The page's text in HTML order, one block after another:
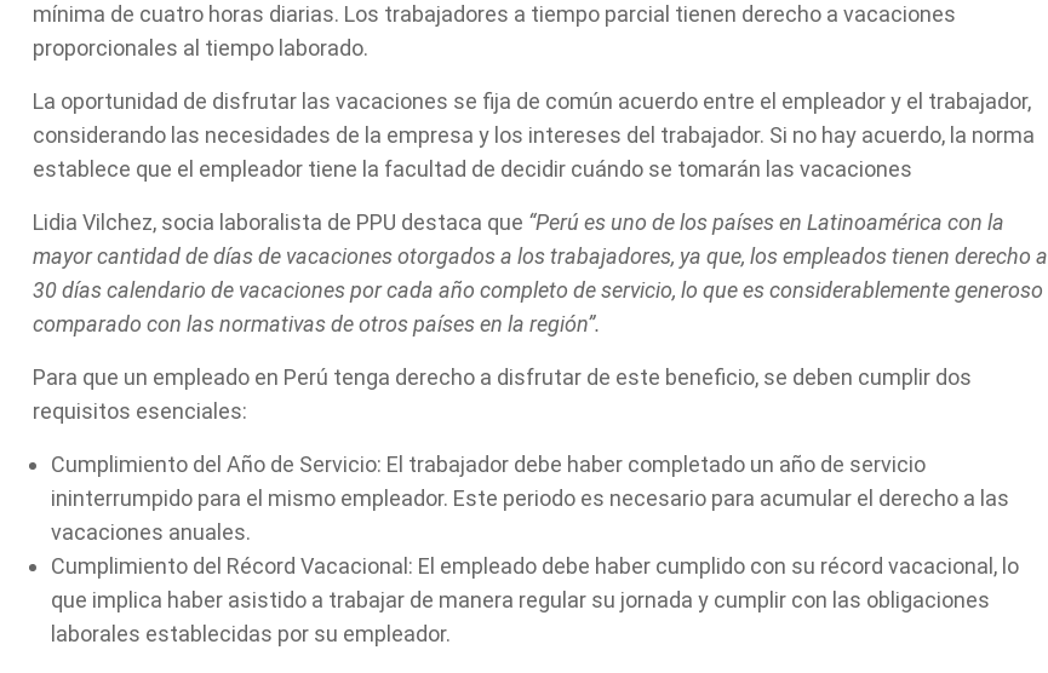
mínima de cuatro horas diarias. Los trabajadores a tiempo parcial tienen derecho a vacaciones
proporcionales al tiempo laborado.
La oportunidad de disfrutar las vacaciones se fija de común acuerdo entre el empleador y el trabajador,
considerando las necesidades de la empresa y los intereses del trabajador. Si no hay acuerdo, la norma
establece que el empleador tiene la facultad de decidir cuándo se tomarán las vacaciones
Lidia Vilchez, socia laboralista de PPU destaca que “Perú es uno de los países en Latinoamérica con la
mayor cantidad de días de vacaciones otorgados a los trabajadores, ya que, los empleados tienen derecho a
30 días calendario de vacaciones por cada año completo de servicio, lo que es considerablemente generoso
comparado con las normativas de otros países en la región”.
Para que un empleado en Perú tenga derecho a disfrutar de este beneficio, se deben cumplir dos
requisitos esenciales:
Cumplimiento del Año de Servicio: El trabajador debe haber completado un año de servicio
ininterrumpido para el mismo empleador. Este periodo es necesario para acumular el derecho a las
vacaciones anuales.
Cumplimiento del Récord Vacacional: El empleado debe haber cumplido con su récord vacacional, lo
que implica haber asistido a trabajar de manera regular su jornada y cumplir con las obligaciones
laborales establecidas por su empleador.